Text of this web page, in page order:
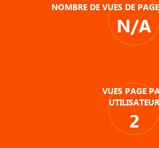
NOMBRE DE VUES DE
N/A
VUES PAGE
UTILISATEUR
2